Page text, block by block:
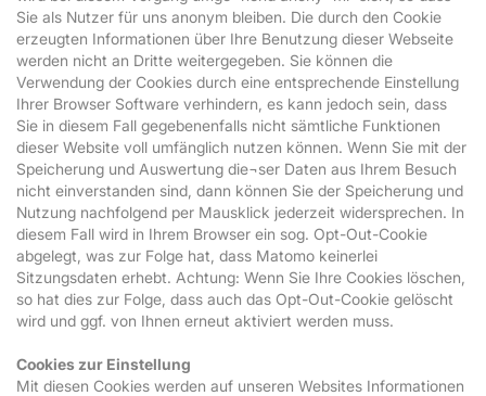
Sie als Nutzer für uns anonym bleiben. Die durch den Cookie
erzeugten Informationen über Ihre Benutzung dieser Webseite
werden nicht an Dritte weitergegeben. Sie können die
Verwendung der Cookies durch eine entsprechende Einstellung
Ihrer Browser Software verhindern, es kann jedoch sein, dass
Sie in diesem Fall gegebenenfalls nicht sämtliche Funktionen
dieser Website voll umfänglich nutzen können. Wenn Sie mit der
Speicherung und Auswertung die¬ser Daten aus Ihrem Besuch
nicht einverstanden sind, dann können Sie der Speicherung und
Nutzung nachfolgend per Mausklick jederzeit widersprechen. In
diesem Fall wird in Ihrem Browser ein sog. Opt-Out-Cookie
abgelegt, was zur Folge hat, dass Matomo keinerlei
Sitzungsdaten erhebt. Achtung: Wenn Sie Ihre Cookies löschen,
so hat dies zur Folge, dass auch das Opt-Out-Cookie gelöscht
wird und ggf. von Ihnen erneut aktiviert werden muss.
Cookies zur Einstellung
Mit diesen Cookies werden auf unseren Websites Informationen